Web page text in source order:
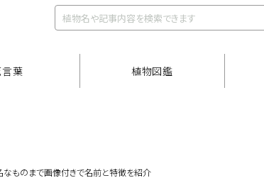
葉 植物図鑑
ものまで画像付きで名前と特徴を紹介